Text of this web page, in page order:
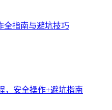
全指南与避坑技巧
，安全操作+避坑指南